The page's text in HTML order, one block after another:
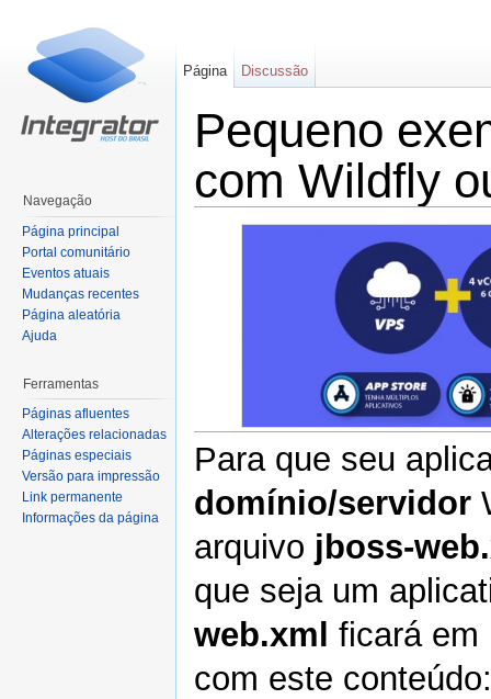
Pequeno
com Wildfly
Para que seu
domínio/servidor
arquivo jboss-
que seja um
web.xml ficará em
com este conteúdo:
Página Discussão
Navegação
Página principal
Portal comunitário
Eventos atuais
Mudanças recentes
Página aleatória
Ajuda
Ferramentas
Páginas afluentes
Alterações relacionadas
Páginas especiais
Versão para impressão
Link permanente
Informações da página